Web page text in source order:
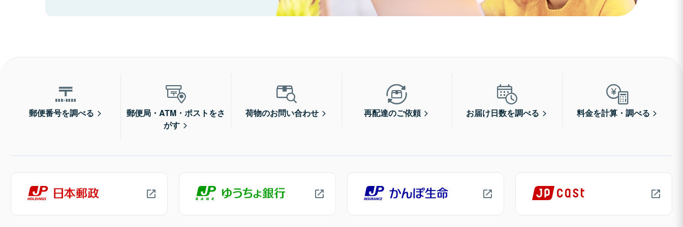
郵便番号を調べる
郵便局・ATM・ポストをさ
がす
荷物のお問い合わせ 再配達のご依頼 お届け日数を調べる 料金を計算・調べる